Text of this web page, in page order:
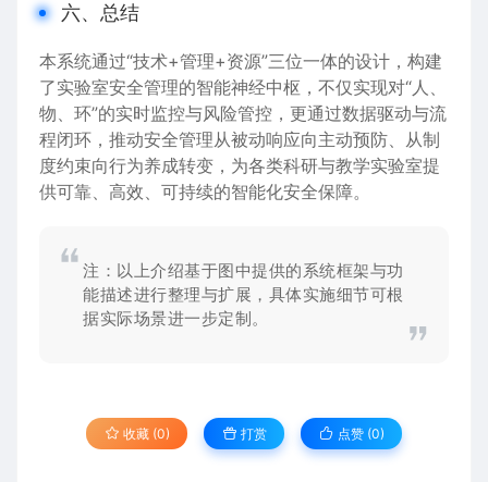
六、总结
本系统通过“技术+管理+资源”三位一体的设计，构建
了实验室安全管理的智能神经中枢，不仅实现对“人、
物、环”的实时监控与风险管控，更通过数据驱动与流
程闭环，推动安全管理从被动响应向主动预防、从制
度约束向行为养成转变，为各类科研与教学实验室提
供可靠、高效、可持续的智能化安全保障。
注：以上介绍基于图中提供的系统框架与功
能描述进行整理与扩展，具体实施细节可根
据实际场景进一步定制。
收藏 (0) 打赏 点赞 (0)